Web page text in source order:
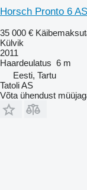
Horsch Pronto 6 AS
35 000 €
Külvik
2011
Haardeulatus 6 m
Eesti, Tartu
Tatoli AS
Võta ühendust